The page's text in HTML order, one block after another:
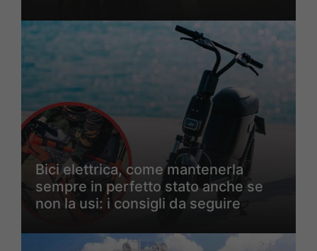
Bici elettrica, come mantenerla
sempre in perfetto stato anche se
non la usi: i consigli da seguire